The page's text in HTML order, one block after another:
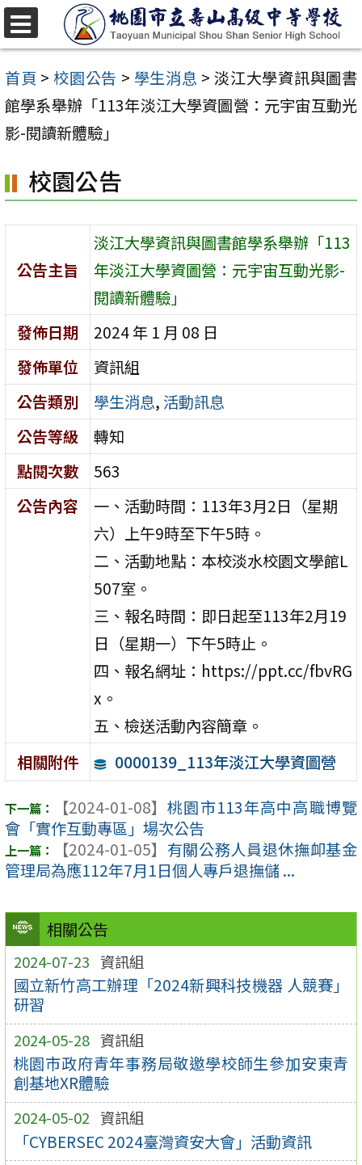
跳
至
主
要
內
區
首頁 > 校園公告 > 學生消息 > 淡江大學資訊與圖書
館學系舉辦「113年淡江大學資圖營：元宇宙互動光
影-閱讀新體驗」
相關公告
2024-07-23 資訊組
國立新竹高工辦理「2024新興科技機器 人競賽」
研習
2024-05-28 資訊組
桃園市政府青年事務局敬邀學校師生參加安東青
創基地XR體驗
2024-05-02 資訊組
「CYBERSEC 2024臺灣資安大會」活動資訊
校園公告
公告主旨
淡江大學資訊與圖書館學系舉辦「113
年淡江大學資圖營：元宇宙互動光影-
閱讀新體驗」
發佈日期
2024 年 1 月 08 日
發佈單位
資訊組
公告類別
學生消息, 活動訊息
公告等級
轉知
點閱次數
563
公告內容
一、活動時間：113年3月2日（星期
六）上午9時至下午5時。
二、活動地點：本校淡水校園文學館L
507室。
三、報名時間：即日起至113年2月19
日（星期一）下午5時止。
四、報名網址：https://ppt.cc/fbvRG
x。
五、檢送活動內容簡章。
相關附件
0000139_113年淡江大學資圖營
【2024-01-08】 桃園市113年高中高職博覽
會「實作互動專區」場次公告
【2024-01-05】 有關公務人員退休撫卹基金
管理局為應112年7月1日個人專戶退撫儲 ...
選
單